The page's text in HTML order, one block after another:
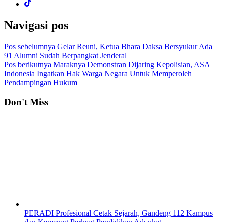
Navigasi pos
Pos sebelumnya Gelar Reuni, Ketua Bhara Daksa Bersyukur Ada
91 Alumni Sudah Berpangkat Jenderal
Pos berikutnya Maraknya Demonstran Dijaring Kepolisian, ASA
Indonesia Ingatkan Hak Warga Negara Untuk Memperoleh
Pendampingan Hukum
Don't Miss
PERADI Profesional Cetak Sejarah, Gandeng 112 Kampus